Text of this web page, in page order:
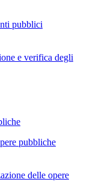
pubblici
e verifica degli
pubbliche
delle opere